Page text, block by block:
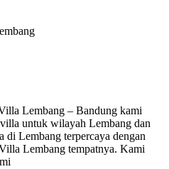
Lembang – Bandung kami
untuk wilayah Lembang dan
di Lembang terpercaya dengan
Lembang tempatnya. Kami